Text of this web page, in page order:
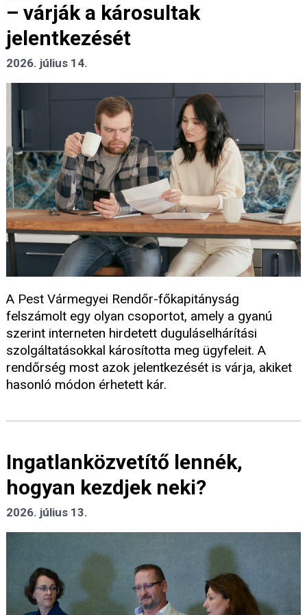
– várják a károsultak
jelentkezését
2026. július 14.
A Pest Vármegyei Rendőr-főkapitányság
felszámolt egy olyan csoportot, amely a gyanú
szerint interneten hirdetett duguláselhárítási
szolgáltatásokkal károsította meg ügyfeleit. A
rendőrség most azok jelentkezését is várja, akiket
hasonló módon érhetett kár.
Ingatlanközvetítő lennék,
hogyan kezdjek neki?
2026. július 13.